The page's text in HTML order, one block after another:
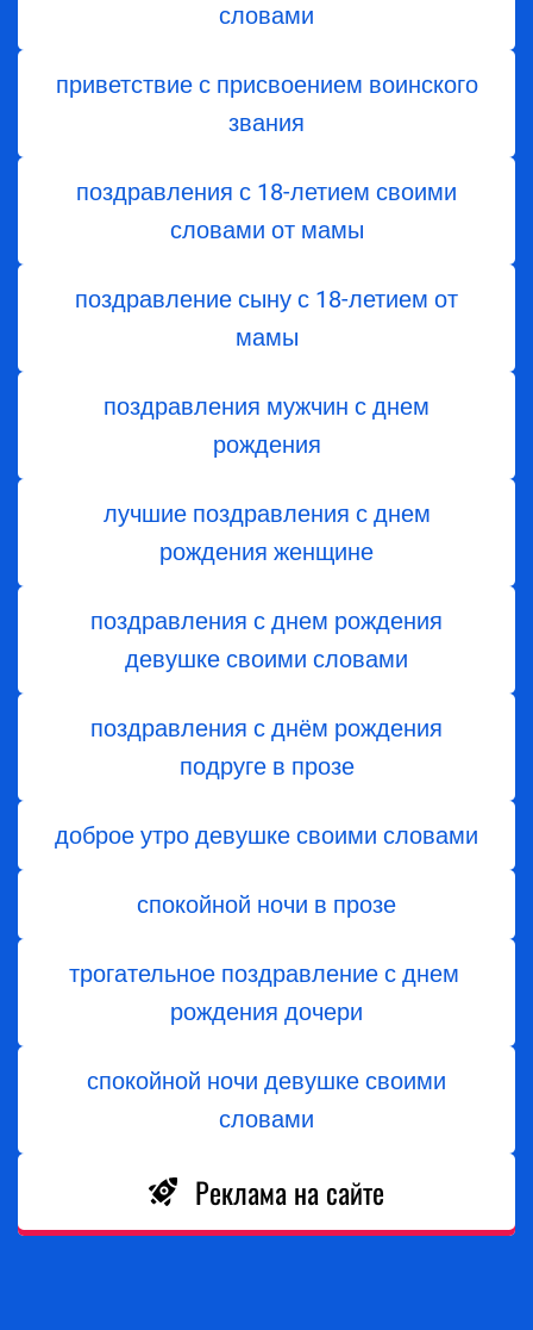
словами
приветствие с присвоением воинского
звания
поздравления с 18-летием своими
словами от мамы
поздравление сыну с 18-летием от
мамы
поздравления мужчин с днем
рождения
лучшие поздравления с днем
рождения женщине
поздравления с днем рождения
девушке своими словами
поздравления с днём рождения
подруге в прозе
доброе утро девушке своими словами
спокойной ночи в прозе
трогательное поздравление с днем ​​
рождения дочери
спокойной ночи девушке своими
словами
Реклама на сайте